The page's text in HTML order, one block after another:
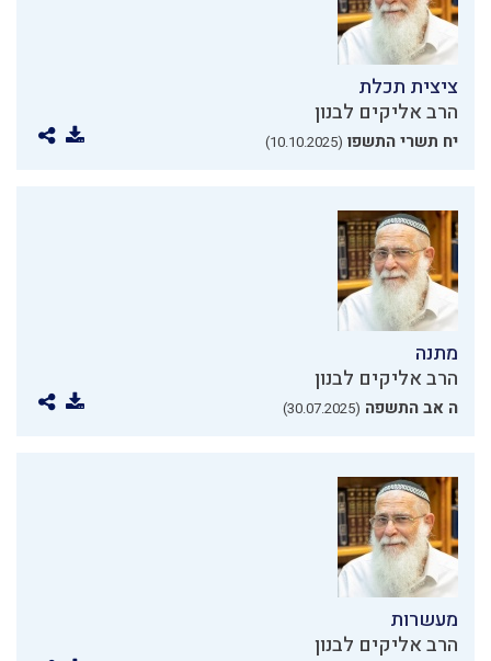
ציצית תכלת
הרב אליקים לבנון
יח תשרי התשפו (10.10.2025)
מתנה
הרב אליקים לבנון
ה אב התשפה (30.07.2025)
מעשרות
הרב אליקים לבנון